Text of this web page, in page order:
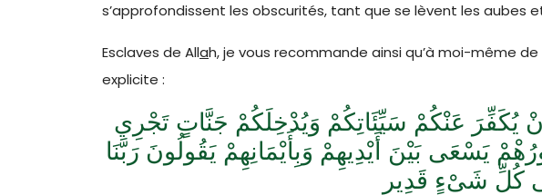
s’approfondissent les obscurités, tant que se lèvent les aubes
Esclaves de Allah, je vous recommande ainsi qu’à moi-même
explicite :
أَنْ يُكَفِّرَ عَنْكُمْ سَيِّئَاتِكُمْ وَيُدْخِلَكُمْ جَنَّاتٍ تَجْرِي
يَسْعَى بَيْنَ أَيْدِيهِمْ وَبِأَيْمَانِهِمْ يَقُولُونَ رَبَّنَا
كُلِّ شَىْءٍ قَدِيرٍ